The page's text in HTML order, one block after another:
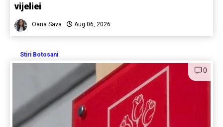
vijeliei
Oana Sava Aug 06, 2026
Stiri Botosani
0